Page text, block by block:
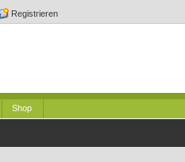
Registrieren
Shop